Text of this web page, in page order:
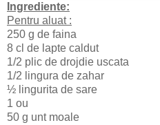
Ingrediente:
Pentru aluat :
250 g de faina
8 cl de lapte caldut
1/2 plic de drojdie uscata
1/2 lingura de zahar
½ lingurita de sare
1 ou
50 g unt moale